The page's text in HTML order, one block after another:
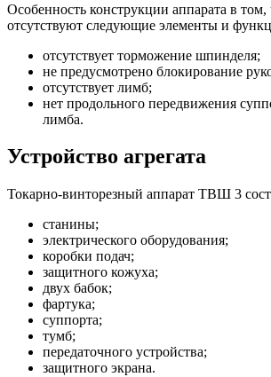
Особенность конструкции аппарата в том,
отсутствуют следующие элементы и
отсутствует торможение шпинделя;
не предусмотрено блокирование
отсутствует лимб;
нет продольного передвижения
лимба.
Устройство агрегата
Токарно-винторезный аппарат ТВШ 3
станины;
электрического оборудования;
коробки подач;
защитного кожуха;
двух бабок;
фартука;
суппорта;
тумб;
передаточного устройства;
защитного экрана.